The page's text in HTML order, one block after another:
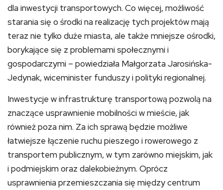
dla inwestycji transportowych. Co więcej, możliwość
starania się o środki na realizację tych projektów mają
teraz nie tylko duże miasta, ale także mniejsze ośrodki,
borykające się z problemami społecznymi i
gospodarczymi – powiedziała Małgorzata Jarosińska-
Jedynak, wiceminister funduszy i polityki regionalnej.
Inwestycje w infrastrukturę transportową pozwolą na
znaczące usprawnienie mobilności w mieście, jak
również poza nim. Za ich sprawą będzie możliwe
łatwiejsze łączenie ruchu pieszego i rowerowego z
transportem publicznym, w tym zarówno miejskim, jak
i podmiejskim oraz dalekobieżnym. Oprócz
usprawnienia przemieszczania się między centrum